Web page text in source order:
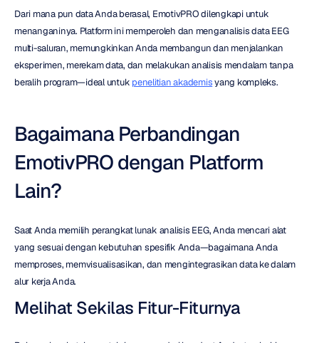
Dari mana pun data Anda berasal, EmotivPRO dilengkapi untuk
menanganinya. Platform ini memperoleh dan menganalisis data EEG
multi-saluran, memungkinkan Anda membangun dan menjalankan
eksperimen, merekam data, dan melakukan analisis mendalam tanpa
beralih program—ideal untuk penelitian akademis yang kompleks.
Bagaimana Perbandingan
EmotivPRO dengan Platform
Lain?
Saat Anda memilih perangkat lunak analisis EEG, Anda mencari alat
yang sesuai dengan kebutuhan spesifik Anda—bagaimana Anda
memproses, memvisualisasikan, dan mengintegrasikan data ke dalam
alur kerja Anda.
Melihat Sekilas Fitur-Fiturnya